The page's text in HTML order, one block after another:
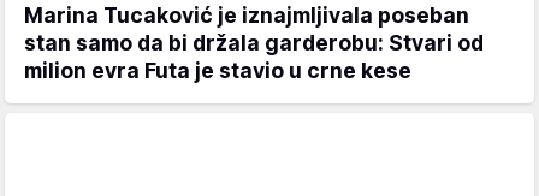
Marina Tucaković je iznajmljivala poseban
stan samo da bi držala garderobu: Stvari od
milion evra Futa je stavio u crne kese